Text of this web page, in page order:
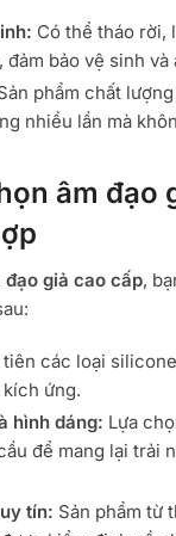
Có thể tháo rời,
đảm bảo vệ sinh và
phẩm chất
nhiều lần mà
âm đạo
đạo giả cao cấp,
tiên các loại
ứng.
hình dáng: Lựa
để mang lại trải
tín: Sản phẩm từ